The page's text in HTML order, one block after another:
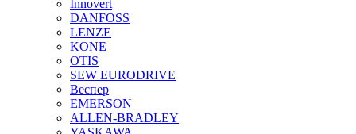
Innovert
DANFOSS
LENZE
KONE
OTIS
SEW EURODRIVE
Веспер
EMERSON
ALLEN-BRADLEY